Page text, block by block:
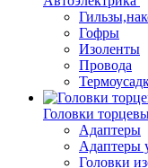
Гофры
Изоленты
Провода
Головки
Адаптеры
Адаптеры
Головки